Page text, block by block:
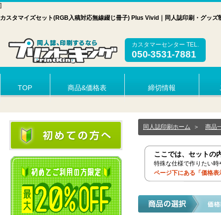
]
カスタマイズセット(RGB入稿対応無線綴じ冊子) Plus Vivid｜同人誌印刷・グッズ
カスタマーセンター TEL.
050-3531-7881
TOP 商品&価格表 締切情報
同人誌印刷ホーム ＞ 商品
ここでは、セットの
特殊な仕様で作りたい
ページ下にある「価格